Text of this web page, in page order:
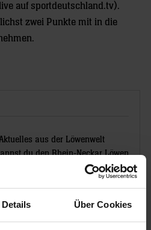
Details Über Cookies
auf sportdeutschland.tv).
zwei Punkte mit in die
aus der Löwenwelt
du den Rhein-Neckar Löwen